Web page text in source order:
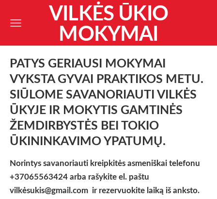
VILKĖS ŪKIO
MOKYMAI
PATYS GERIAUSI MOKYMAI
VYKSTA GYVAI PRAKTIKOS METU.
SIŪLOME SAVANORIAUTI VILKĖS
ŪKYJE IR MOKYTIS GAMTINĖS
ŽEMDIRBYSTĖS BEI TOKIO
ŪKININKAVIMO YPATUMŲ.
Norintys savanoriauti kreipkitės asmeniškai telefonu
+37065563424 arba rašykite el. paštu
vilkėsukis@gmail.com ir rezervuokite laiką iš anksto.